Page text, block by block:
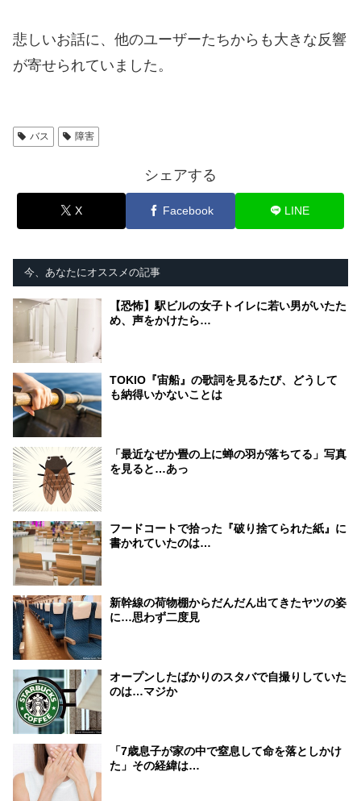
悲しいお話に、他のユーザーたちからも大きな反響
が寄せられていました。
バス 障害
シェアする
X Facebook LINE
今、あなたにオススメの記事
【恐怖】駅ビルの女子トイレに若い男がいたた
め、声をかけたら…
TOKIO『宙船』の歌詞を見るたび、どうして
も納得いかないことは
「最近なぜか畳の上に蝉の羽が落ちてる」写真
を見ると…あっ
フードコートで拾った『破り捨てられた紙』に
書かれていたのは…
新幹線の荷物棚からだんだん出てきたヤツの姿
に…思わず二度見
オープンしたばかりのスタバで自撮りしていた
のは…マジか
「7歳息子が家の中で窒息して命を落としかけ
た」その経緯は…